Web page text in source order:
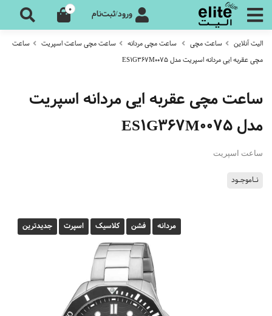
ورود/ثبت‌نام 0
الیت آنلاین ساعت مچی ساعت مچی مردانه ساعت مچی ساعت اسپریت
ساعت
مچی عقربه ایی مردانه اسپریت مدل ES1G367M0075
ساعت مچی عقربه ایی مردانه اسپریت
مدل ES1G367M0075
ساعت اسپریت
نـاموجـود
مردانه فشن کلاسیک اسپرت جدیدترین